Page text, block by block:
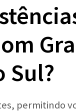
Sul?
permitindo